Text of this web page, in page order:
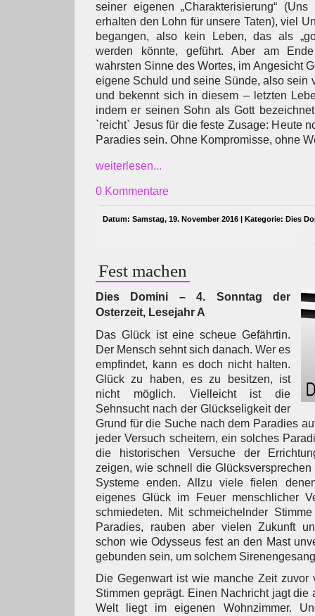
seiner eigenen „Charakterisierung“
erhalten den Lohn für unsere Taten), viel
begangen, also kein Leben, das als
werden könnte, geführt. Aber am
wahrsten Sinne des Wortes, im Angesicht
eigene Schuld und seine Sünde, also sein
und bekennt sich in diesem – letzten
indem er seinen Sohn als Gott
`reicht` Jesus für die feste Zusage: Heute
Paradies sein. Ohne Kompromisse, ohne
weiterlesen...
0 Kommentare
Datum: Samstag, 19. November 2016 | Kategorie: Dies
Fest machen
Dies Domini – 4. Sonntag der
Osterzeit, Lesejahr A
Das Glück ist eine scheue Gefährtin.
Der Mensch sehnt sich danach. Wer es
empfindet, kann es doch nicht halten.
Glück zu haben, es zu besitzen, ist
nicht möglich. Vielleicht ist die
Sehnsucht nach der Glückseligkeit der
Grund für die Suche nach dem Paradies
jeder Versuch scheitern, ein solches
die historischen Versuche der
zeigen, wie schnell die
Systeme enden. Allzu viele fielen
eigenes Glück im Feuer menschlicher
schmiedeten. Mit schmeichelnder
Paradies, rauben aber vielen Zukunft
schon wie Odysseus fest an den Mast
gebunden sein, um solchem
Die Gegenwart ist wie manche Zeit zuvor
Stimmen geprägt. Einen Nachricht jagt die
Welt liegt im eigenen Wohnzimmer.